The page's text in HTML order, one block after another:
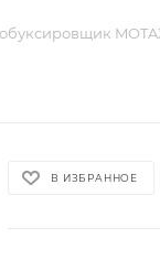
В ИЗБРАННОЕ